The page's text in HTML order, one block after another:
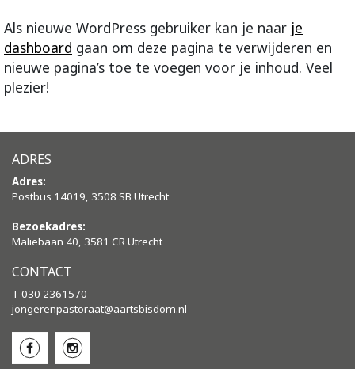
Als nieuwe WordPress gebruiker kan je naar je
dashboard gaan om deze pagina te verwijderen en
nieuwe pagina’s toe te voegen voor je inhoud. Veel
plezier!
ADRES
Adres:
Postbus 14019, 3508 SB Utrecht
Bezoekadres:
Maliebaan 40, 3581 CR Utrecht
CONTACT
T 030 2361570
jongerenpastoraat@aartsbisdom.nl